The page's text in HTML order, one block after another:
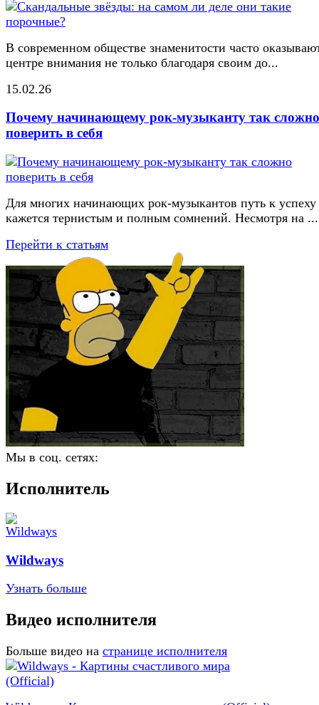
В современном обществе знаменитости часто
центре внимания не только благодаря своим до...
15.02.26
Почему начинающему рок-музыканту так сложно
поверить в себя
Для многих начинающих рок-музыкантов путь к успеху
кажется тернистым и полным сомнений. Несмотря на ...
Перейти к статьям
Мы в соц. сетях:
Исполнитель
Wildways
Узнать больше
Видео исполнителя
Больше видео на странице исполнителя